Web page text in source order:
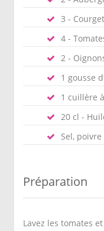
3 -
4 -
2 -
1 gousse
1 cuillère
20 cl -
Sel, poivre
Préparation
Lavez les tomates